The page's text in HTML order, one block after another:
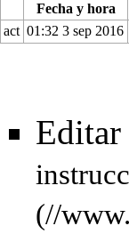
Fecha y hora
act 01:32 3 sep 2016
Editar